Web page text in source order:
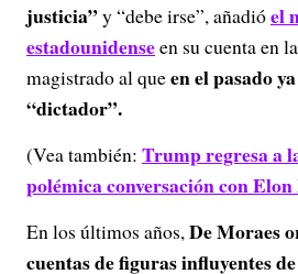
justicia”y “debe irse”, añadióel
estadounidenseen su cuenta en
magistrado al queen el pasado
“dictador”.
(Vea también: Trump regresa a
polémica conversación con
En los últimos años,De Moraes
cuentas de figuras influyentes